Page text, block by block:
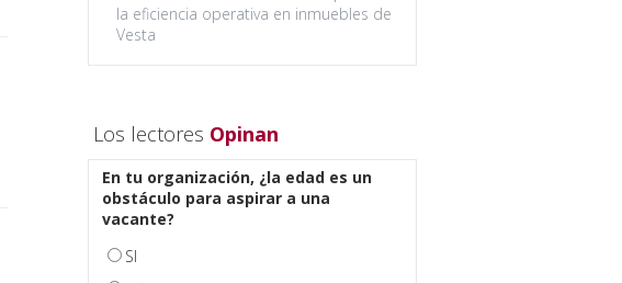
la eficiencia operativa en inmuebles de
Vesta
Los lectores Opinan
En tu organización, ¿la edad es un
obstáculo para aspirar a una
vacante?
SI